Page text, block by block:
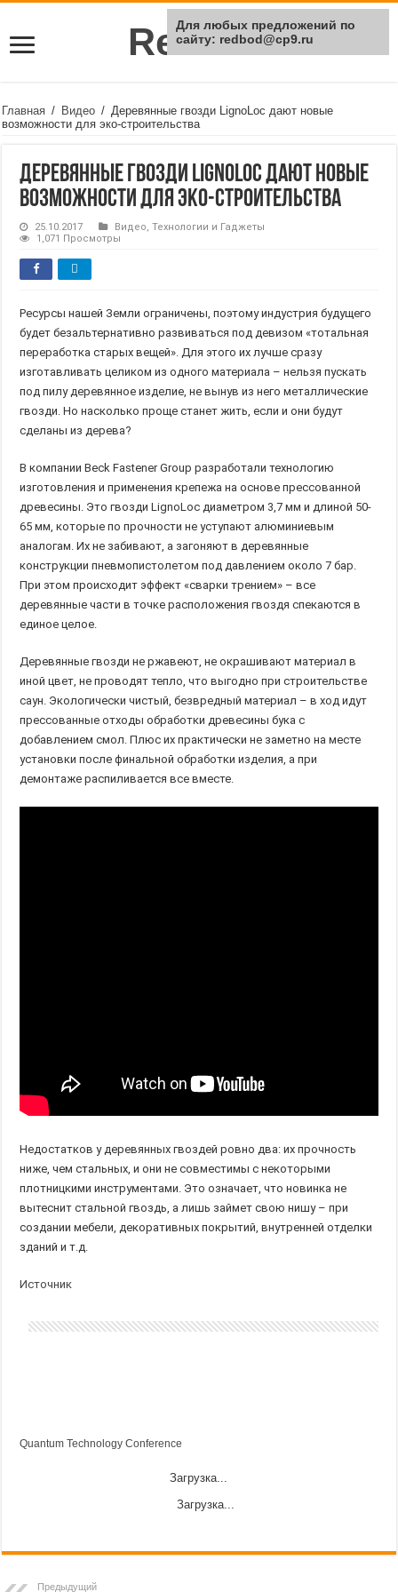
Rei Red
Главная / Видео / Деревянные гвозди LignoLoc дают новые
возможности для эко-строительства
Деревянные гвозди LignoLoc дают новые
возможности для эко-строительства
25.10.2017 Видео,Технологии и Гаджеты
1,071 Просмотры
Ресурсы нашей Земли ограничены, поэтому индустрия будущего
будет безальтернативно развиваться под девизом «тотальная
переработка старых вещей». Для этого их лучше сразу
изготавливать целиком из одного материала – нельзя пускать
под пилу деревянное изделие, не вынув из него металлические
гвозди. Но насколько проще станет жить, если и они будут
сделаны из дерева?
В компании Beck Fastener Group разработали технологию
изготовления и применения крепежа на основе прессованной
древесины. Это гвозди LignoLoc диаметром 3,7 мм и длиной 50-
65 мм, которые по прочности не уступают алюминиевым
аналогам. Их не забивают, а загоняют в деревянные
конструкции пневмопистолетом под давлением около 7 бар.
При этом происходит эффект «сварки трением» – все
деревянные части в точке расположения гвоздя спекаются в
единое целое.
Деревянные гвозди не ржавеют, не окрашивают материал в
иной цвет, не проводят тепло, что выгодно при строительстве
саун. Экологически чистый, безвредный материал – в ход идут
прессованные отходы обработки древесины бука с
добавлением смол. Плюс их практически не заметно на месте
установки после финальной обработки изделия, а при
демонтаже распиливается все вместе.
Недостатков у деревянных гвоздей ровно два: их прочность
ниже, чем стальных, и они не совместимы с некоторыми
плотницкими инструментами. Это означает, что новинка не
вытеснит стальной гвоздь, а лишь займет свою нишу – при
создании мебели, декоративных покрытий, внутренней отделки
зданий и т.д.
Источник
Quantum Technology Conference
Загрузка...
Загрузка...
Предыдущий
Для любых предложений по
сайту: redbod@cp9.ru